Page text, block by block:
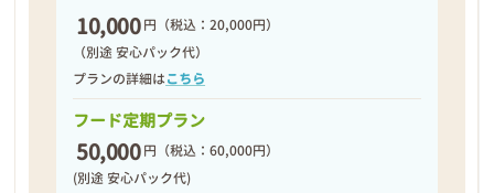
10,000 円 （税込：20,000円）
（別途 安心パック代）
プランの詳細はこちら
フード定期プラン
50,000 円 （税込：60,000円）
(別途 安心パック代)